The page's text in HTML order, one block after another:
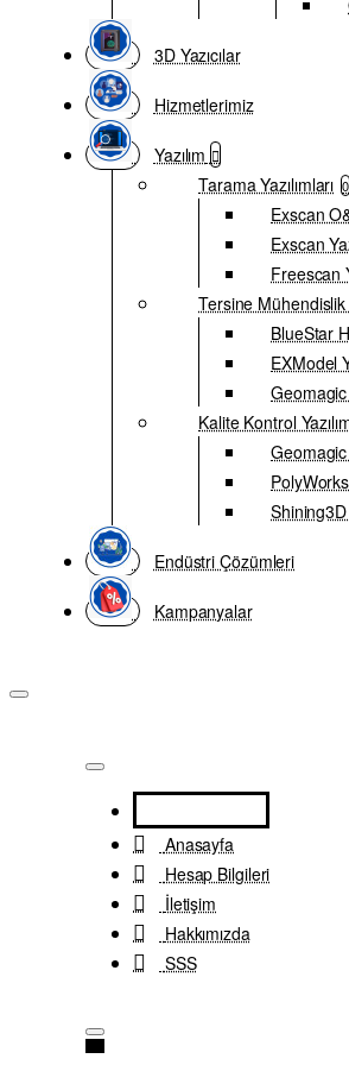
3D Yazıcılar
Hizmetlerimiz
Yazılım
Tarama Yazılımları 0
Exscan
Exscan
Freescan
Tersine Mühendislik
BlueStar
EXModel
Kalite Kontrol
Geomagic
Shining3D
Endüstri Çözümleri
Kampanyalar
Anasayfa
Hesap Bilgileri
İletişim
Hakkımızda
SSS